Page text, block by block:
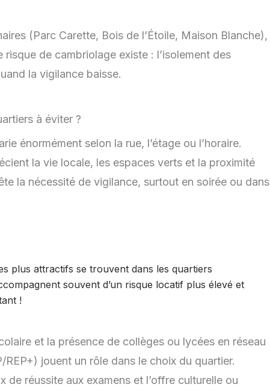
(Parc Carette, Bois de l’Étoile, Maison Blanche),
risque de cambriolage existe : l’isolement des
la vigilance baisse.
énormément selon la rue, l’étage ou l’horaire.
la vie locale, les espaces verts et la proximité
la nécessité de vigilance, surtout en soirée ou dans
plus attractifs se trouvent dans les quartiers
souvent d’un risque locatif plus élevé et
!
et la présence de collèges ou lycées en réseau
REP+) jouent un rôle dans le choix du quartier.
de réussite aux examens et l’offre culturelle ou